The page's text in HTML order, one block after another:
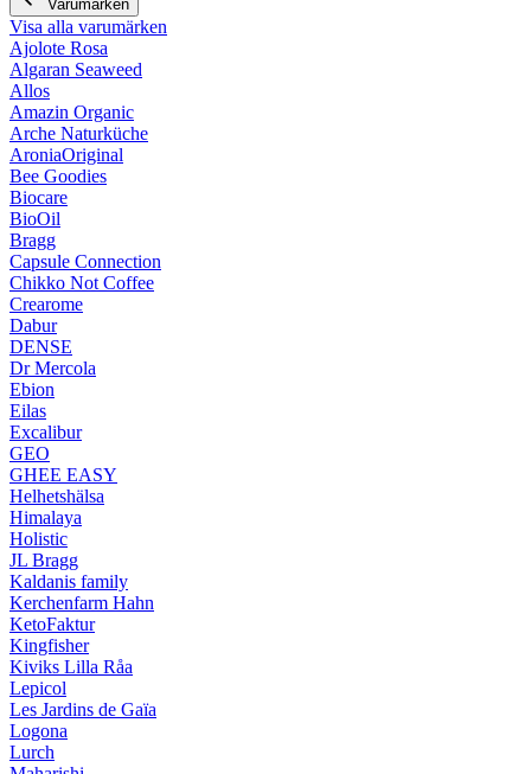
Varumärken
Visa alla varumärken
Ajolote Rosa
Algaran Seaweed
Allos
Amazin Organic
Arche Naturküche
AroniaOriginal
Bee Goodies
Biocare
BioOil
Bragg
Capsule Connection
Chikko Not Coffee
Crearome
Dabur
DENSE
Dr Mercola
Ebion
Eilas
Excalibur
GEO
GHEE EASY
Helhetshälsa
Himalaya
Holistic
JL Bragg
Kaldanis family
Kerchenfarm Hahn
KetoFaktur
Kingfisher
Kiviks Lilla Råa
Lepicol
Les Jardins de Gaïa
Logona
Lurch